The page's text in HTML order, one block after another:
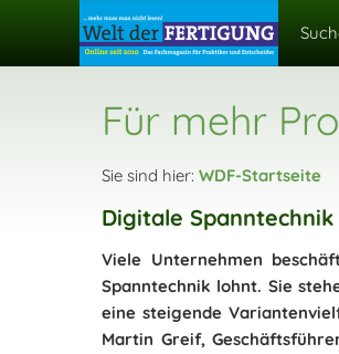
Für mehr
Sie sind hier: WDF-Startseite
Digitale
Viele Unternehmen
Spanntechnik lohnt. Sie
eine steigende
Martin Greif,